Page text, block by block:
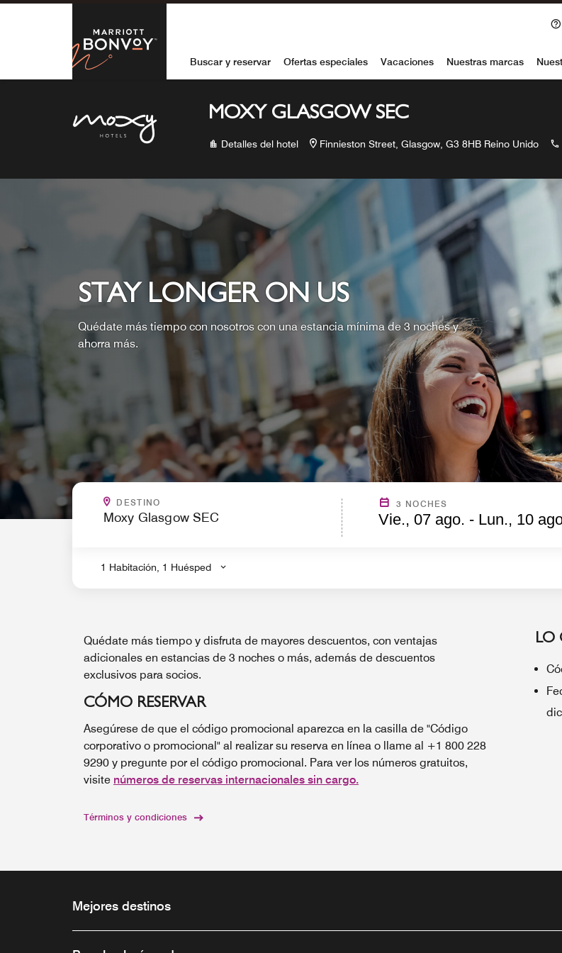
Skip to Content
Marriott Bonvoy
Buscar y reservar Ofertas especiales Vacaciones Nuestras marcas
MOXY GLASGOW SEC
Detalles del hotel Finnieston Street, Glasgow, G3 8HB Reino Unido
STAY LONGER ON US
Quédate más tiempo con nosotros con una estancia mínima de 3 noches y
ahorra más.
DESTINO
.
3 NOCHES
Vie., 07 ago. - Lun., 10
1 Habitación, 1 Huésped
Quédate más tiempo y disfruta de mayores descuentos, con ventajas
adicionales en estancias de 3 noches o más, además de descuentos
exclusivos para socios.
CÓMO RESERVAR
Asegúrese de que el código promocional aparezca en la casilla de "Código
corporativo o promocional" al realizar su reserva en línea o llame al +1 800 228
9290 y pregunte por el código promocional. Para ver los números gratuitos,
visite números de reservas internacionales sin cargo.
Términos y condiciones
LO
Mejores destinos